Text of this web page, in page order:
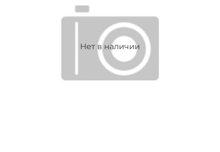
Нет в наличии